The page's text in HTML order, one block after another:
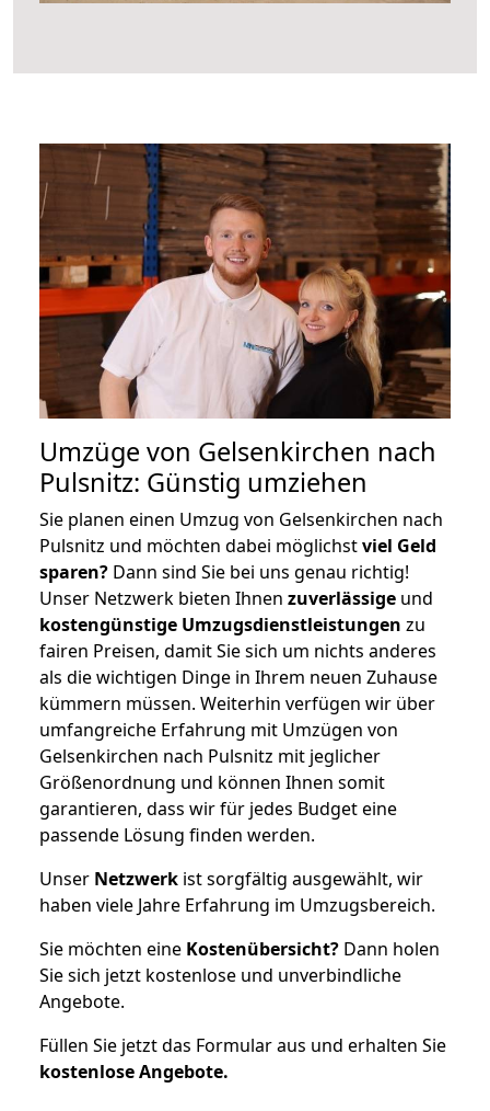
Umzüge von Gelsenkirchen nach
Pulsnitz: Günstig umziehen
Sie planen einen Umzug von Gelsenkirchen nach
Pulsnitz und möchten dabei möglichstviel Geld
sparen? Dann sind Sie bei uns genau richtig!
Unser Netzwerk bieten Ihnen zuverlässige und
kostengünstige Umzugsdienstleistungen zu
fairen Preisen, damit Sie sich um nichts anderes
als die wichtigen Dinge in Ihrem neuen Zuhause
kümmern müssen. Weiterhin verfügen wir über
umfangreiche Erfahrung mit Umzügen von
Gelsenkirchen nach Pulsnitz mit jeglicher
Größenordnung und können Ihnen somit
garantieren, dass wir für jedes Budget eine
passende Lösung finden werden.
Unser Netzwerk ist sorgfältig ausgewählt, wir
haben viele Jahre Erfahrung im Umzugsbereich.
Sie möchten eine Kostenübersicht? Dann holen
Sie sich jetzt kostenlose und unverbindliche
Angebote.
Füllen Sie jetzt das Formular aus und erhalten Sie
kostenloseAngebote.